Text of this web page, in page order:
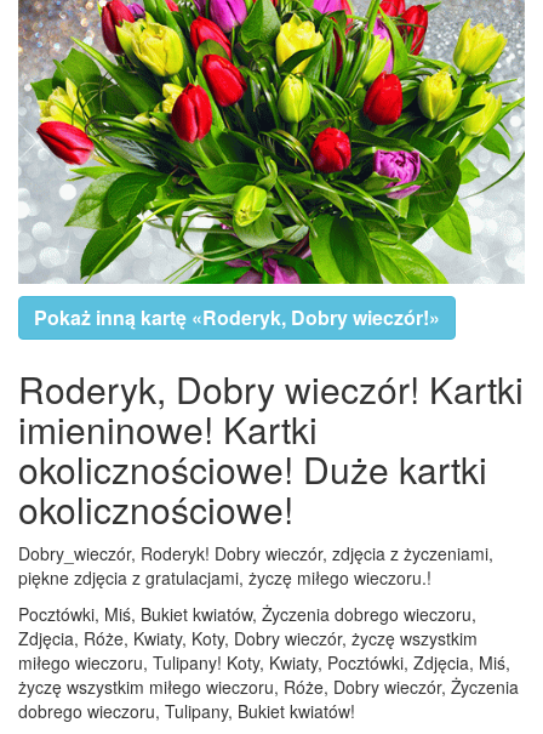
Pokaż inną kartę «Roderyk, Dobry wieczór!»
Roderyk, Dobry wieczór! Kartki
imieninowe! Kartki
okolicznościowe! Duże kartki
okolicznościowe!
Dobry_wieczór, Roderyk! Dobry wieczór, zdjęcia z życzeniami,
piękne zdjęcia z gratulacjami, życzę miłego wieczoru.!
Pocztówki, Miś, Bukiet kwiatów, Życzenia dobrego wieczoru,
Zdjęcia, Róże, Kwiaty, Koty, Dobry wieczór, życzę wszystkim
miłego wieczoru, Tulipany! Koty, Kwiaty, Pocztówki, Zdjęcia, Miś,
życzę wszystkim miłego wieczoru, Róże, Dobry wieczór, Życzenia
dobrego wieczoru, Tulipany, Bukiet kwiatów!